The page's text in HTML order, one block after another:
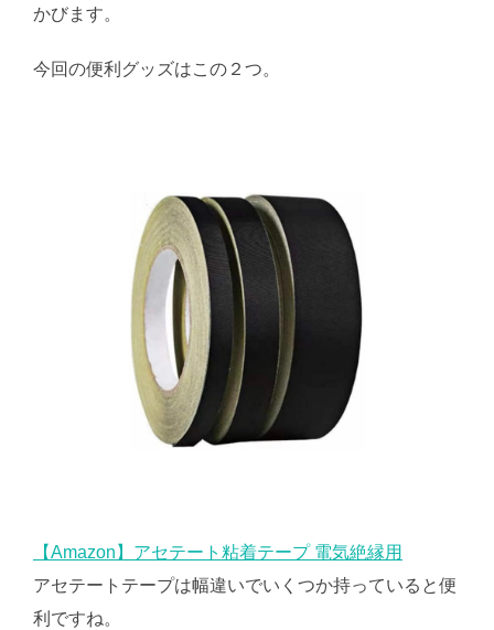
かびます。
今回の便利グッズはこの２つ。
【Amazon】アセテート粘着テープ 電気絶縁用
アセテートテープは幅違いでいくつか持っていると便
利ですね。